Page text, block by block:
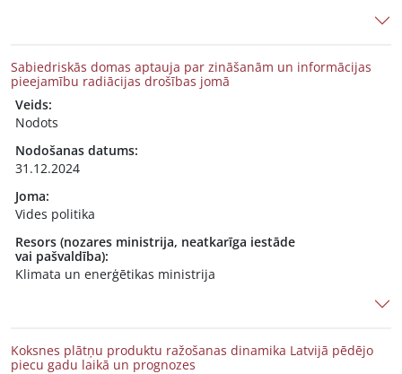
Sabiedriskās domas aptauja par zināšanām un informācijas
pieejamību radiācijas drošības jomā
Veids:
Nodots
Nodošanas datums:
31.12.2024
Joma:
Vides politika
Resors (nozares ministrija, neatkarīga iestāde
vai pašvaldība):
Klimata un enerģētikas ministrija
Koksnes plātņu produktu ražošanas dinamika Latvijā pēdējo
piecu gadu laikā un prognozes